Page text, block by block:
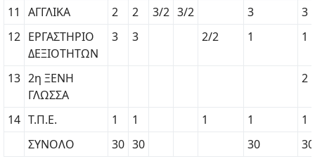
11 ΑΓΓΛΙΚΑ 2 2 3/2 3/2 3
3
12 ΕΡΓΑΣΤΗΡΙΟ
ΔΕΞΙΟΤΗΤΩΝ
3 3 2/2 1 1
13 2η ΞΕΝΗ
ΓΛΩΣΣΑ
2
14 Τ.Π.Ε. 1 1 1 1
1
ΣΥΝΟΛΟ
30 30 30 30